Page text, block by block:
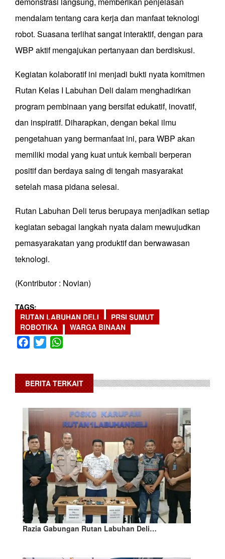
mendalam tentang cara kerja dan manfaat teknologi
robot. Suasana terlihat sangat interaktif, dengan para
WBP aktif mengajukan pertanyaan dan berdiskusi.
Kegiatan kolaboratif ini menjadi bukti nyata komitmen
Rutan Kelas I Labuhan Deli dalam menghadirkan
program pembinaan yang bersifat edukatif, inovatif,
dan inspiratif. Diharapkan, dengan bekal ilmu
pengetahuan yang bermanfaat ini, para WBP akan
memiliki modal yang kuat untuk kembali berperan
positif dan berdaya saing di tengah masyarakat
setelah masa pidana selesai.
Rutan Labuhan Deli terus berupaya menjadikan setiap
kegiatan sebagai langkah nyata dalam mewujudkan
pemasyarakatan yang produktif dan berwawasan
teknologi.
(Kontributor : Novian)
TAGS
RUTAN LABUHAN DELI
PRSI SUMUT
ROBOTIKA
WARGA BINAAN
Facebook
Twitter
BERITA TERKAIT
Razia Gabungan Rutan Labuhan Deli…